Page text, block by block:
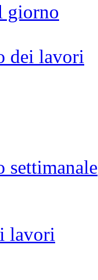
giorno
dei lavori
settimanale
lavori